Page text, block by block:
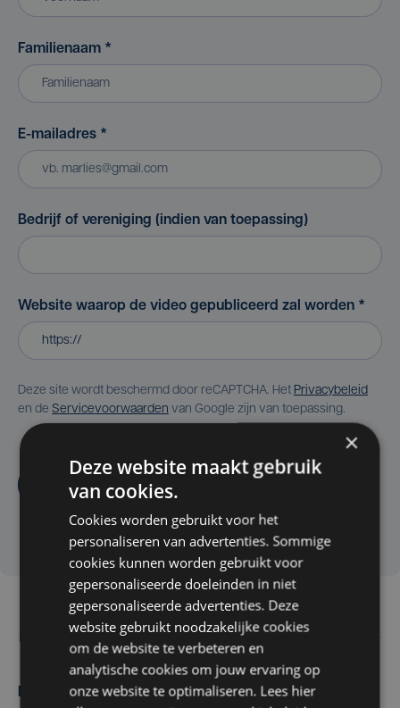
Familienaam *
E-mailadres *
Bedrijf of vereniging (indien van toepassing)
Website waarop de video gepubliceerd zal worden *
Deze site wordt beschermd door reCAPTCHA. Het Privacybeleid
en de Servicevoorwaarden van Google zijn van toepassing.
Aanvragen
Maak zelf het nieuws
×
Deze website maakt gebruik
van cookies.
Cookies worden gebruikt voor het
personaliseren van advertenties. Sommige
cookies kunnen worden gebruikt voor
gepersonaliseerde doeleinden in niet
gepersonaliseerde advertenties. Deze
website gebruikt noodzakelijke cookies
om de website te verbeteren en
analytische cookies om jouw ervaring op
onze website te optimaliseren. Lees hier